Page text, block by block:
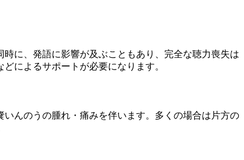
に、発語に影響が及ぶこともあり、完全な聴力喪失は
によるサポートが必要になります。
んのうの腫れ・痛みを伴います。多くの場合は片方の